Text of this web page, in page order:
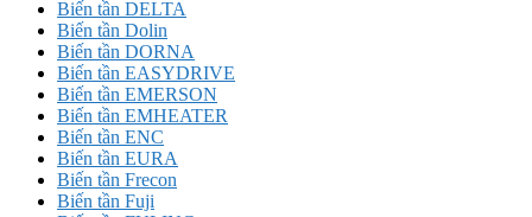
Biến tần DELTA
Biến tần Dolin
Biến tần DORNA
Biến tần EASYDRIVE
Biến tần EMERSON
Biến tần EMHEATER
Biến tần ENC
Biến tần EURA
Biến tần Frecon
Biến tần Fuji